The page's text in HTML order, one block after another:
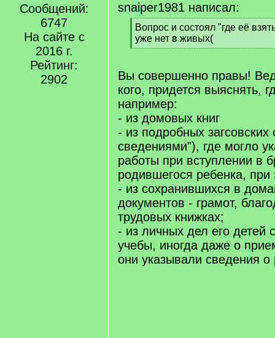
Сообщений:
6747
На сайте с
2016 г.
Рейтинг:
2902
snaiper1981 написал:
[
q
]
Вопрос и состоял "где её
уже нет в живых(
[
q
Вы совершенно правы!
кого, придется выяснять,
например:
- из домовых книг
- из подробных
сведениями"), где могло
работы при вступлении в
родившегося ребенка, при
- из сохранившихся в
документов - грамот,
трудовых книжках;
- из личных дел его детей
учебы, иногда даже о
они указывали сведения о